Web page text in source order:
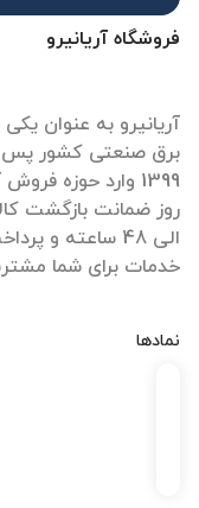
فروشگاه آریانیرو
آریانیرو به عنوان
1399 وارد حوزه
الی 48 ساعته و
خدمات برای شما
نمادها